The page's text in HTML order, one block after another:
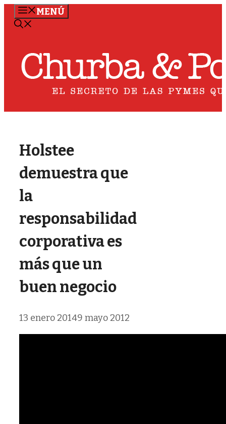
Saltar
MENÚ
Holstee
demuestra que
la
responsabilidad
corporativa es
más que un
buen negocio
13 enero 20149 mayo 2012